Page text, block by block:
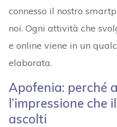
connesso il nostro
noi. Ogni attività che
e online viene in un
elaborata.
Apofenia: perché
l’impressione che
ascolti